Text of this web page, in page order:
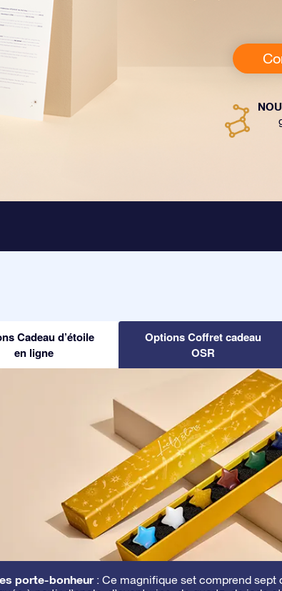
Cadeau d’étoile
en ligne
Options Coffret cadeau
OSR
porte-bonheur: Ce magnifique set comprend sept